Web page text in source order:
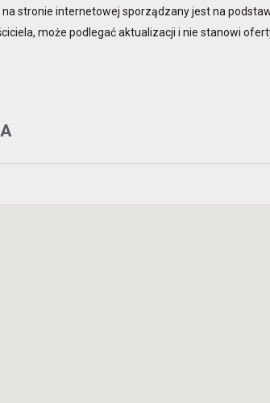
stronie internetowej sporządzany jest na
może podlegać aktualizacji i nie stanowi